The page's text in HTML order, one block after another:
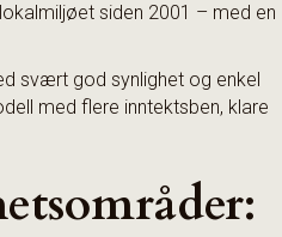
siden 2001 – med en
svært god synlighet og enkel
med flere inntektsben, klare